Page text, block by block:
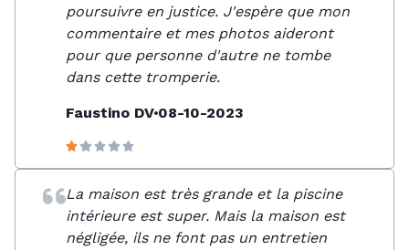
poursuivre en justice. J'espère que mon
commentaire et mes photos aideront
pour que personne d'autre ne tombe
dans cette tromperie.
Faustino DV 08-10-2023
La maison est très grande et la piscine
intérieure est super. Mais la maison est
négligée, ils ne font pas un entretien